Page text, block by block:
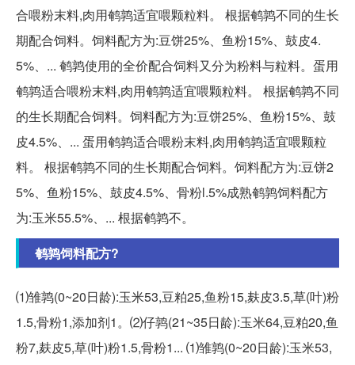
合喂粉末料,肉用鹌鹑适宜喂颗粒料。 根据鹌鹑不同的生长
期配合饲料。饲料配方为:豆饼25%、鱼粉15%、鼓皮4.
5%、... 鹌鹑使用的全价配合饲料又分为粉料与粒料。蛋用
鹌鹑适合喂粉末料,肉用鹌鹑适宜喂颗粒料。 根据鹌鹑不同
的生长期配合饲料。饲料配方为:豆饼25%、鱼粉15%、鼓
皮4.5%、... 蛋用鹌鹑适合喂粉末料,肉用鹌鹑适宜喂颗粒
料。 根据鹌鹑不同的生长期配合饲料。饲料配方为:豆饼2
5%、鱼粉15%、鼓皮4.5%、骨粉l.5%成熟鹌鹑饲料配方
为:玉米55.5%、... 根据鹌鹑不。
鹌鹑饲料配方?
⑴雏鹑(0~20日龄):玉米53,豆粕25,鱼粉15,麸皮3.5,草(叶)粉
1.5,骨粉1,添加剂1。⑵仔鹑(21~35日龄):玉米64,豆粕20,鱼
粉7,麸皮5,草(叶)粉1.5,骨粉1... ⑴雏鹑(0~20日龄):玉米53,